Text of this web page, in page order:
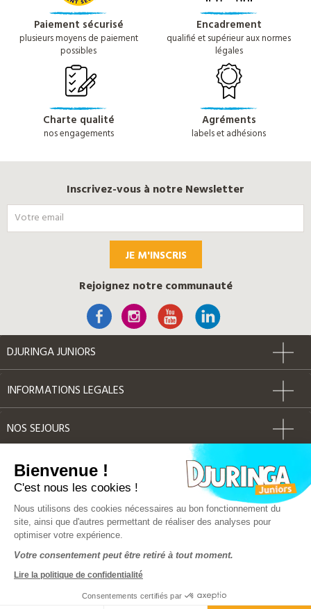
Paiement sécurisé
plusieurs moyens de paiement
possibles
Encadrement
qualifié et supérieur aux normes
légales
Charte qualité
nos engagements
Agréments
labels et adhésions
Inscrivez-vous à notre Newsletter
JE M'INSCRIS
Rejoignez notre communauté
DJURINGA JUNIORS
INFORMATIONS LEGALES
NOS SEJOURS
AUTRES
Label Qualité
© Djuringa Juniors 2018 - Tous droits réservés
Police d'assurance MMA 141 386 033
Solution e-commerce & création de site internet by Dedi
Bienvenue !
C'est nous les cookies !
Nous utilisons des cookies nécessaires au bon fonctionnement du
site, ainsi que d'autres permettant de réaliser des analyses pour
optimiser votre expérience.
Votre consentement peut être retiré à tout moment.
Lire la politique de confidentialité
Consentements certifiés par